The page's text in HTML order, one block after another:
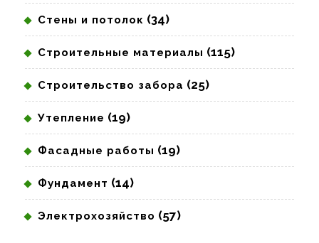
Стены и потолок (34)
Строительные материалы (115)
Строительство забора (25)
Утепление (19)
Фасадные работы (19)
Фундамент (14)
Электрохозяйство (57)